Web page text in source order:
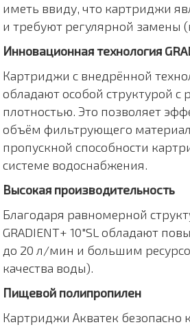
иметь ввиду, что картриджи
и требуют регулярной замены
Инновационная технология
Картриджи с внедрённой
обладают особой структурой
плотностью. Это позволяет
объём фильтрующего
пропускной способности
системе водоснабжения.
Высокая производительность
Благодаря равномерной
GRADIENT+ 10"SL обладают
до 20 л/мин и большим
качества воды).
Пищевой полипропилен
Картриджи Акватек безопасно